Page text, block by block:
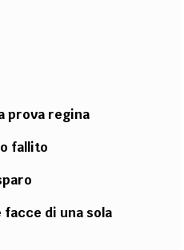
prova regina
fallito
di una sola